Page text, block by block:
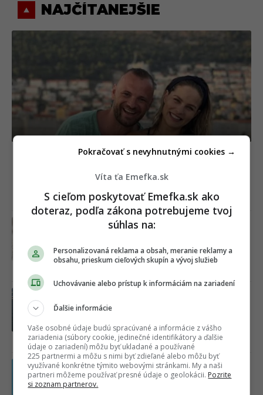
NAJČÍTANEJŠIE
Nariadené divadlo po škandále? Gáboríkovci
tela odhalila úplne všetko
Včera 10:15
Vletia aj cez sieťku a už sa ich
zbaviť múch a komárov za pár centov
ďalšej fáze. K veci sa netradičným
Ivana
06.08.2026
Slováci budú poriadne zúriť. Z
reštaurácií a hotelov nadobro zmizne
táto obľúbená maličkosť
Víta ťa Emefka.sk
S cieľom poskytovať Emefka.sk ako
doteraz, podľa zákona potrebujeme tvoj
súhlas na:
Personalizovaná reklama a obsah, meranie reklamy a
obsahu, prieskum cieľových skupín a vývoj služieb
Uchovávanie alebo prístup k informáciám na zariadení
Ďalšie informácie
Vaše osobné údaje budú spracúvané a informácie z vášho
zariadenia (súbory cookie, jedinečné identifikátory a ďalšie
údaje o zariadení) môžu byť ukladané a používané
225 partnermi a môžu s nimi byť zdieľané alebo môžu byť
využívané konkrétne týmito webovými stránkami. My a naši
partneri môžeme používať presné údaje o geolokácii. Pozrite
si zoznam partnerov.
Pokračovať s nevyhnutnými cookies →